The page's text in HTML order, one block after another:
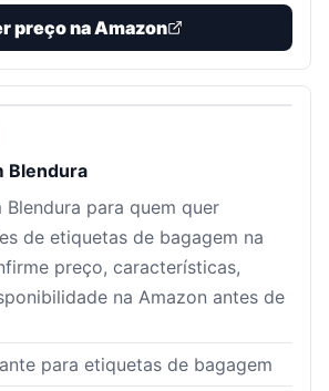
preço na Amazon
Blendura
Blendura para quem quer
de etiquetas de bagagem na
preço, características,
na Amazon antes de
para etiquetas de bagagem